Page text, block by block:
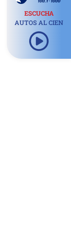
ESCUCHA
AUTOS AL CIEN